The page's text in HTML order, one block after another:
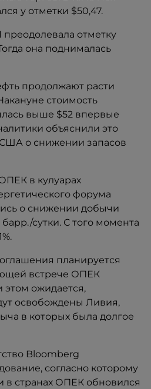
у отметки $50,47.
отметку
она поднималась
продолжают расти
стоимость
выше $52 впервые
объяснили это
о снижении запасов
в кулуарах
форума
о снижении добычи
сутки. С того момента
планируется
встрече ОПЕК
ожидается,
освобождены Ливия,
в которых была долгое
Bloomberg
согласно которому
в странах ОПЕК обновился